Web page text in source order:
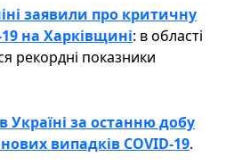
заявили про критичну
на Харківщині: в області
рекордні показники
в Україні за останню добу
випадків COVID-19.